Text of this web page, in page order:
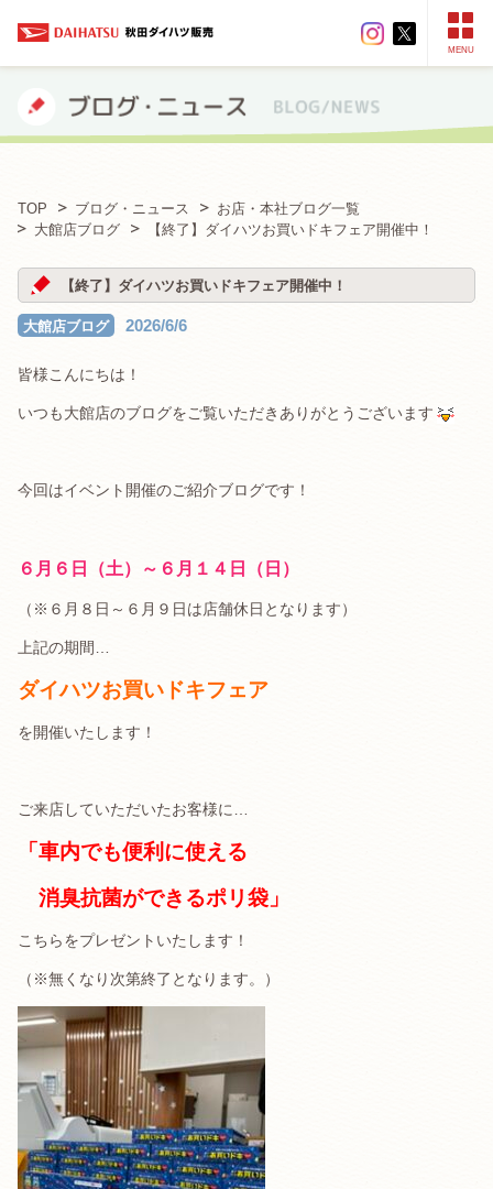
MENU
TOP ブログ・ニュース
お店・本社ブログ一覧
大館店ブログ
【終了】ダイハツお買いドキフェア開催中！
【終了】ダイハツお買いドキフェア開催中！
大館店ブログ 2026/6/6
皆様こんにちは！
いつも大館店のブログをご覧いただきありがとうございます
今回はイベント開催のご紹介ブログです！
６月６日（土）～６月１４日（日）
（※６月８日～６月９日は店舗休日となります）
上記の期間…
ダイハツお買いドキフェア
を開催いたします！
ご来店していただいたお客様に…
「車内でも便利に使える
消臭抗菌ができるポリ袋」
こちらをプレゼントいたします！
（※無くなり次第終了となります。）